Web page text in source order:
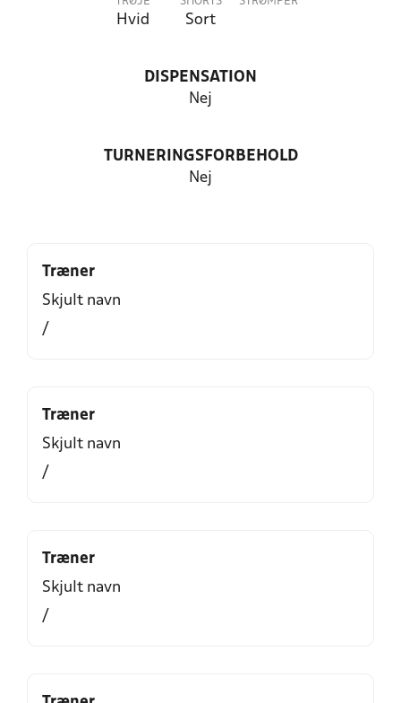
Hvid Sort
DISPENSATION
Nej
TURNERINGSFORBEHOLD
Nej
Træner
Skjult navn
/
Træner
Skjult navn
/
Træner
Skjult navn
/